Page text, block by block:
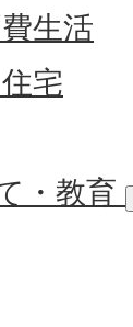
生活
宅
・教育